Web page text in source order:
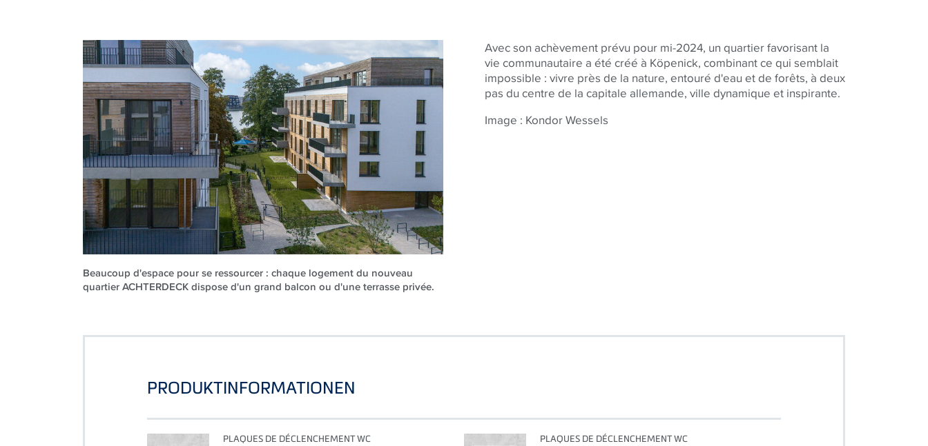
Beaucoup d'espace pour se ressourcer : chaque logement du nouveau
quartier ACHTERDECK dispose d'un grand balcon ou d'une terrasse privée.
Avec son achèvement prévu pour mi-2024, un quartier favorisant la
vie communautaire a été créé à Köpenick, combinant ce qui semblait
impossible : vivre près de la nature, entouré d'eau et de forêts, à deux
pas du centre de la capitale allemande, ville dynamique et inspirante.
Image : Kondor Wessels
PRODUKTINFORMATIONEN
PLAQUES DE DÉCLENCHEMENT WC PLAQUES DE DÉCLENCHEMENT WC